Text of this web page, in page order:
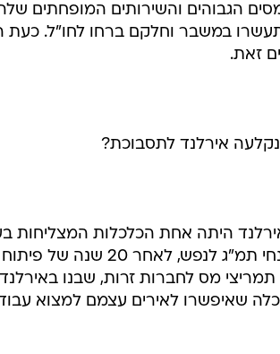
הגבוהים והשירותים המופחתים
במשבר וחלקם ברחו לחו"ל. כעת
זאת.
נקלעה אירלנד לתסבוכת?
במונחי תמ"ג לנפש,
מס לחברות זרות, שבנו
שאיפשרו לאירים עצמם למצוא